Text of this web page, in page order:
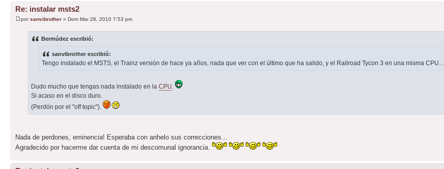
Re: instalar msts2
porsanvibrother » Dom Mar 28, 2010 7:53 pm
Bermúdez escribió:
sanvibrother escribió:
Tengo instalado el MSTS, el Trainz versión de hace ya años, nada que ver con el último que ha salido, y el Railroad Tycon 3 en una misma CPU...
Dudo mucho que tengas nada instalado en la CPU.
Si acaso en el disco duro.
(Perdón por el "off topic").
Nada de perdones, eminencia! Esperaba con anhelo sus correcciones...
Agradecido por hacerme dar cuenta de mi descomunal ignorancia.